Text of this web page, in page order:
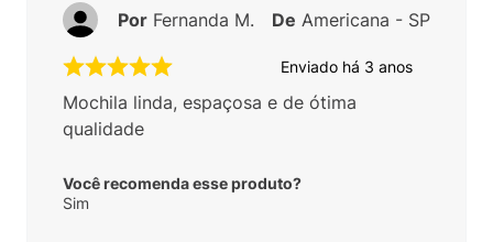
Enviado há 3 anos
Mochila linda, espaçosa e de ótima
qualidade
Você recomenda esse produto?
Sim
Por Fernanda M. De Americana - SP